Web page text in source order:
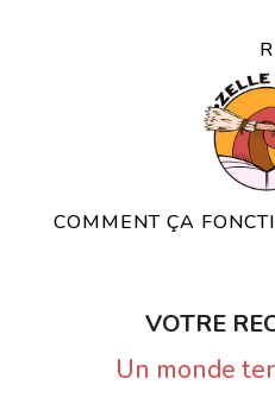
COMMENT ÇA
VOTRE
Un monde